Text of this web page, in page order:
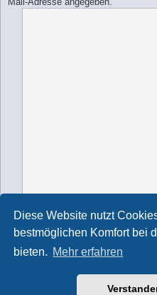
Diese Website nutzt
bestmöglichen Komfort bei
bieten. Mehr erfahren
forum tricolor,